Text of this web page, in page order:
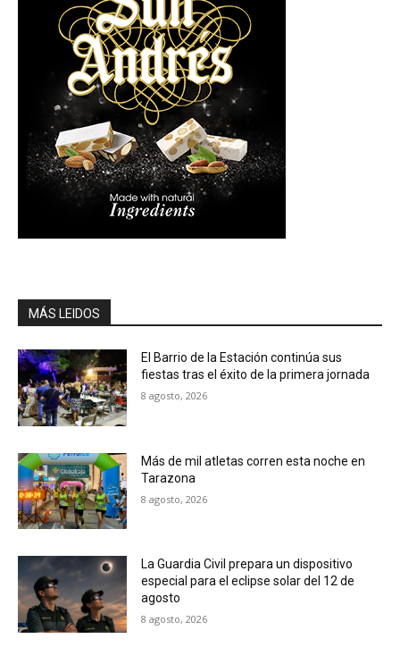
MÁS LEIDOS
El Barrio de la Estación continúa sus
fiestas tras el éxito de la primera jornada
8 agosto, 2026
Más de mil atletas corren esta noche en
Tarazona
8 agosto, 2026
La Guardia Civil prepara un dispositivo
especial para el eclipse solar del 12 de
agosto
8 agosto, 2026